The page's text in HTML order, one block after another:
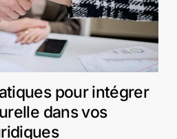
pour intégrer
dans vos